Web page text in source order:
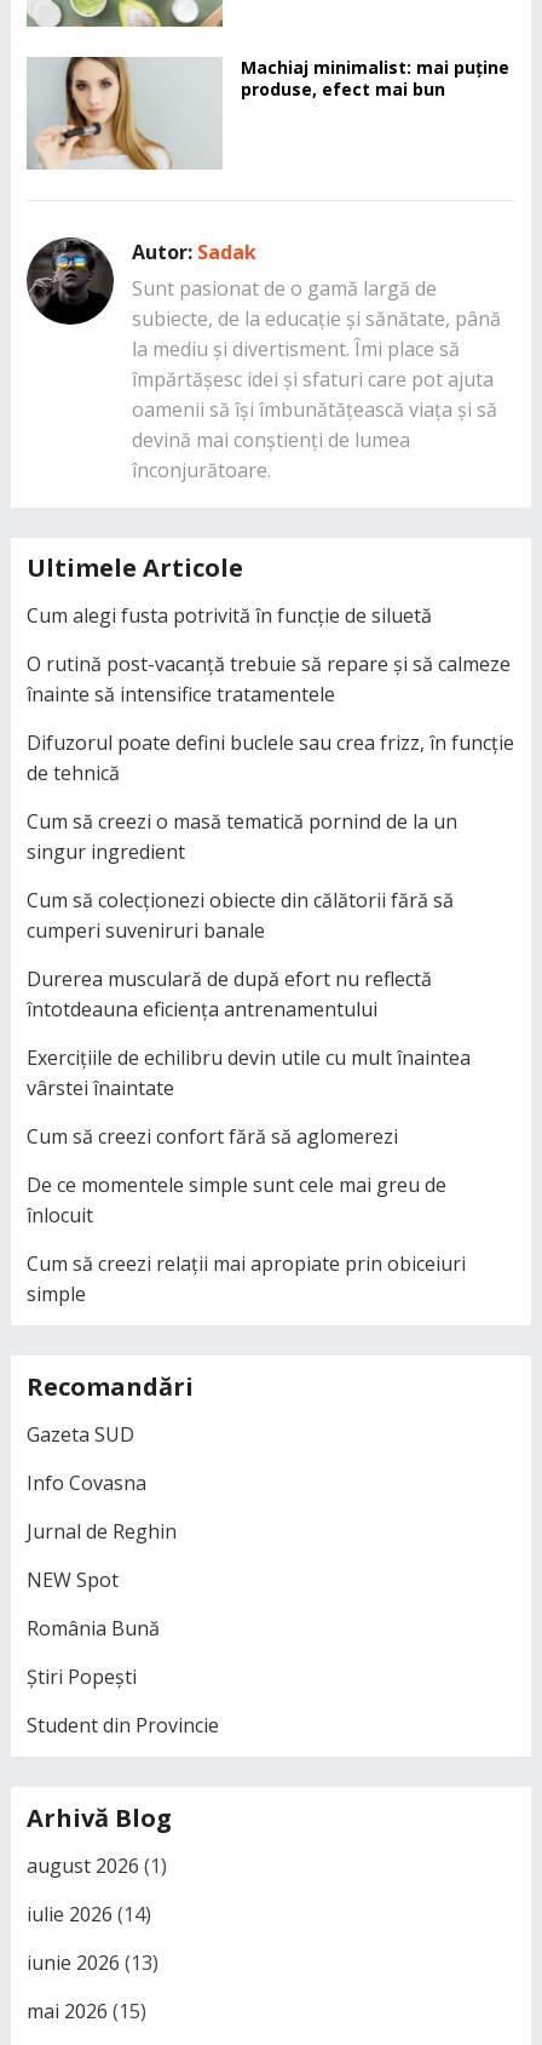
Machiaj minimalist: mai puține
produse, efect mai bun
Autor: Sadak
Sunt pasionat de o gamă largă de
subiecte, de la educație și sănătate, până
la mediu și divertisment. Îmi place să
împărtășesc idei și sfaturi care pot ajuta
oamenii să își îmbunătățească viața și să
devină mai conștienți de lumea
înconjurătoare.
Ultimele Articole
Cum alegi fusta potrivită în funcție de siluetă
O rutină post-vacanță trebuie să repare și să calmeze
înainte să intensifice tratamentele
Difuzorul poate defini buclele sau crea frizz, în funcție
de tehnică
Cum să creezi o masă tematică pornind de la un
singur ingredient
Cum să colecționezi obiecte din călătorii fără să
cumperi suveniruri banale
Durerea musculară de după efort nu reflectă
întotdeauna eficiența antrenamentului
Exercițiile de echilibru devin utile cu mult înaintea
vârstei înaintate
Cum să creezi confort fără să aglomerezi
De ce momentele simple sunt cele mai greu de
înlocuit
Cum să creezi relații mai apropiate prin obiceiuri
simple
Recomandări
Gazeta SUD
Info Covasna
Jurnal de Reghin
NEW Spot
România Bună
Știri Popești
Student din Provincie
Arhivă Blog
august 2026 (1)
iulie 2026 (14)
iunie 2026 (13)
mai 2026 (15)